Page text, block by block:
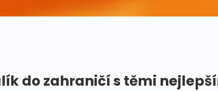
do zahraničí s těmi